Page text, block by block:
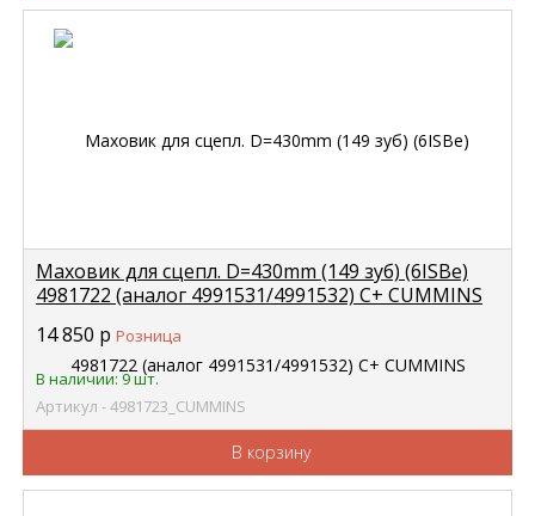
Маховик для сцепл. D=430mm (149 зуб) (6ISBe)
4981722 (аналог 4991531/4991532) С+ CUMMINS
14 850 р Розница
В наличии: 9 шт.
Артикул - 4981723_CUMMINS
В корзину